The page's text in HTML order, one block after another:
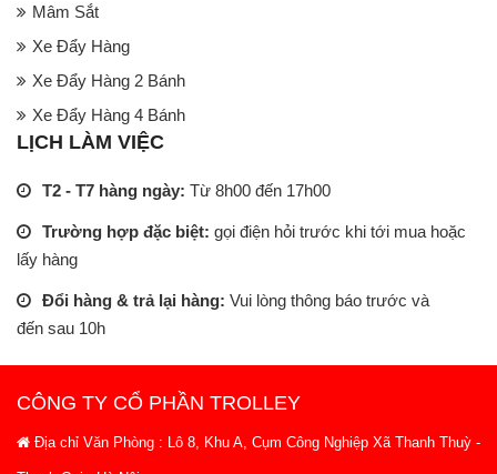
Mâm Sắt
Xe Đẩy Hàng
Xe Đẩy Hàng 2 Bánh
Xe Đẩy Hàng 4 Bánh
LỊCH LÀM VIỆC
T2 - T7 hàng ngày: Từ 8h00 đến 17h00
Trường hợp đặc biệt: gọi điện hỏi trước khi tới mua hoặc
lấy hàng
Đổi hàng & trả lại hàng: Vui lòng thông báo trước và
đến sau 10h
CÔNG TY CỔ PHẦN TROLLEY
Địa chỉ Văn Phòng : Lô 8, Khu A, Cụm Công Nghiệp Xã Thanh Thuỳ -